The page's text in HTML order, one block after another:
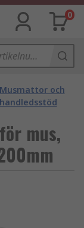
0
Musmattor och
handledsstöd
mus,